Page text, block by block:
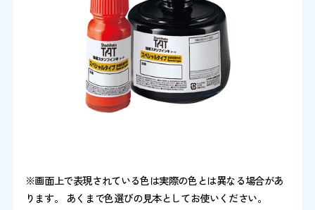
※画面上で表現されている色は実際の色とは異なる場合があ
ります。 あくまで色選びの見本としてお使いください。